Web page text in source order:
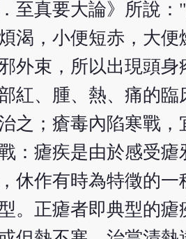
．至真要大論》所說
渴，小便短赤，大
外束，所以出現頭
紅、腫、熱、痛的
之；瘡毒內陷寒戰
：瘧疾是由於感受
休作有時為特徵的
。正瘧者即典型的瘧